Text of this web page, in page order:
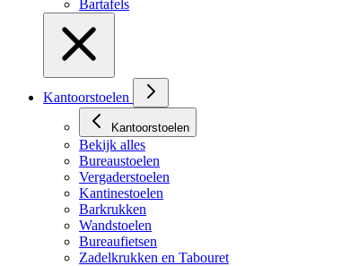
Bartafels
Kantoorstoelen
Kantoorstoelen
Bekijk alles
Bureaustoelen
Vergaderstoelen
Kantinestoelen
Barkrukken
Wandstoelen
Bureaufietsen
Zadelkrukken en Tabouret